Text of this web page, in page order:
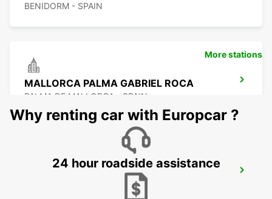
BENIDORM - SPAIN
MALLORCA PALMA GABRIEL ROCA
PALMA DE MALLORCA - SPAIN
MALLORCA PLAYA DE PALMA
More stations
Why renting car with Europcar ?
24 hour roadside assistance